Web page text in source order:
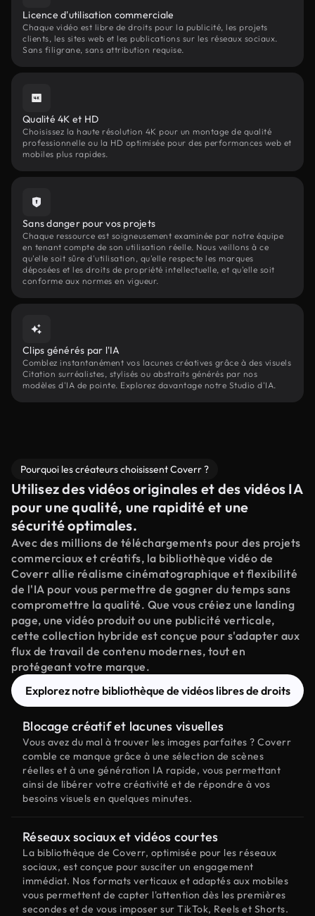
Licence d'utilisation commerciale
Chaque vidéo est libre de droits pour la publicité, les projets
clients, les sites web et les publications sur les réseaux sociaux.
Sans filigrane, sans attribution requise.
Qualité 4K et HD
Choisissez la haute résolution 4K pour un montage de qualité
professionnelle ou la HD optimisée pour des performances web et
mobiles plus rapides.
Sans danger pour vos projets
Chaque ressource est soigneusement examinée par notre équipe
en tenant compte de son utilisation réelle. Nous veillons à ce
qu'elle soit sûre d'utilisation, qu'elle respecte les marques
déposées et les droits de propriété intellectuelle, et qu'elle soit
conforme aux normes en vigueur.
Clips générés par l'IA
Comblez instantanément vos lacunes créatives grâce à des visuels
Citation surréalistes, stylisés ou abstraits générés par nos
modèles d'IA de pointe. Explorez davantage notre Studio d'IA.
Pourquoi les créateurs choisissent Coverr ?
Utilisez des vidéos originales et des vidéos IA
pour une qualité, une rapidité et une
sécurité optimales.
Avec des millions de téléchargements pour des projets
commerciaux et créatifs, la bibliothèque vidéo de
Coverr allie réalisme cinématographique et flexibilité
de l'IA pour vous permettre de gagner du temps sans
compromettre la qualité. Que vous créiez une landing
page, une vidéo produit ou une publicité verticale,
cette collection hybride est conçue pour s'adapter aux
flux de travail de contenu modernes, tout en
protégeant votre marque.
Explorez notre bibliothèque de vidéos libres de droits
Blocage créatif et lacunes visuelles
Vous avez du mal à trouver les images parfaites ? Coverr
comble ce manque grâce à une sélection de scènes
réelles et à une génération IA rapide, vous permettant
ainsi de libérer votre créativité et de répondre à vos
besoins visuels en quelques minutes.
Réseaux sociaux et vidéos courtes
La bibliothèque de Coverr, optimisée pour les réseaux
sociaux, est conçue pour susciter un engagement
immédiat. Nos formats verticaux et adaptés aux mobiles
vous permettent de capter l'attention dès les premières
secondes et de vous imposer sur TikTok, Reels et Shorts.